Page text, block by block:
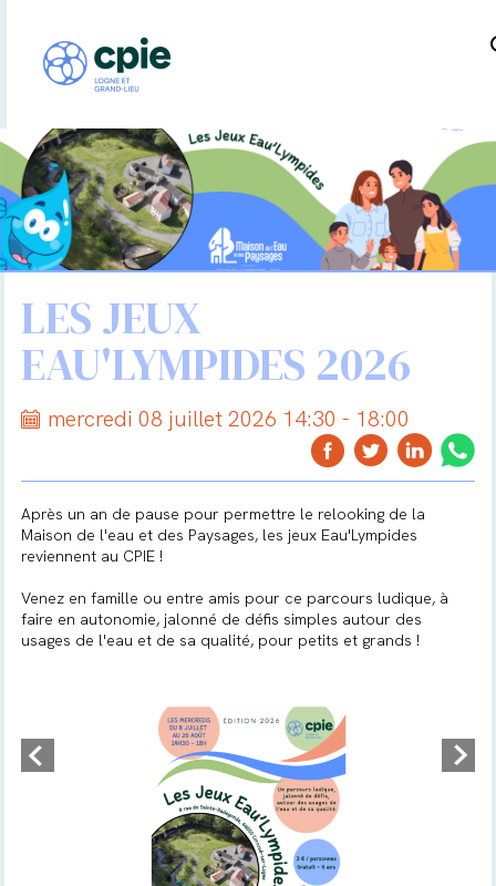
LES JEUX
EAU'LYMPIDES 2026
mercredi 08 juillet 2026 14:30 - 18:00
Après un an de pause pour permettre le relooking de la
Maison de l'eau et des Paysages, les jeux Eau'Lympides
reviennent au CPIE !
Venez en famille ou entre amis pour ce parcours ludique, à
faire en autonomie, jalonné de défis simples autour des
usages de l'eau et de sa qualité, pour petits et grands !